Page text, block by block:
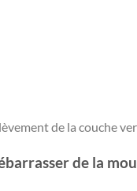
de la couche
de la